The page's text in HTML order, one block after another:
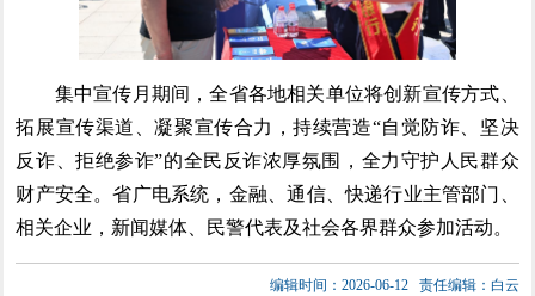
集中宣传月期间，全省各地相关单位将创新宣传方式、
拓展宣传渠道、凝聚宣传合力，持续营造“自觉防诈、坚决
反诈、拒绝参诈”的全民反诈浓厚氛围，全力守护人民群众
财产安全。省广电系统，金融、通信、快递行业主管部门、
相关企业，新闻媒体、民警代表及社会各界群众参加活动。
编辑时间：2026-06-12 责任编辑：白云